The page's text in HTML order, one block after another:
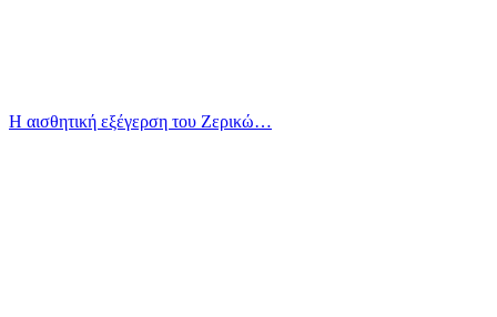
Η αισθητική εξέγερση του Ζερικώ…